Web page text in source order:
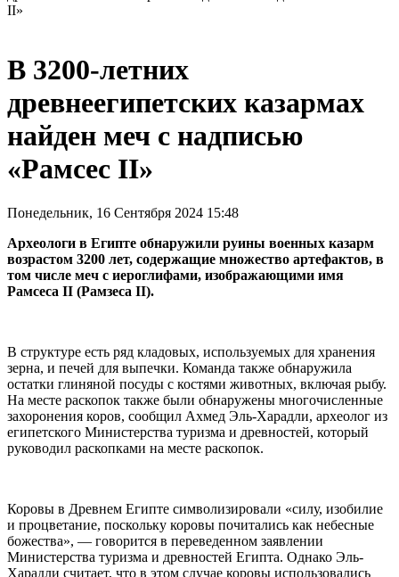
II»
В 3200-летних
древнеегипетских казармах
найден меч с надписью
«Рамсес II»
Понедельник, 16 Сентября 2024 15:48
Археологи в Египте обнаружили руины военных казарм
возрастом 3200 лет, содержащие множество артефактов, в
том числе меч с иероглифами, изображающими имя
Рамсеса II (Рамзеса II).
В структуре есть ряд кладовых, используемых для хранения
зерна, и печей для выпечки. Команда также обнаружила
остатки глиняной посуды с костями животных, включая рыбу.
На месте раскопок также были обнаружены многочисленные
захоронения коров, сообщил Ахмед Эль-Харадли, археолог из
египетского Министерства туризма и древностей, который
руководил раскопками на месте раскопок.
Коровы в Древнем Египте символизировали «силу, изобилие
и процветание, поскольку коровы почитались как небесные
божества», — говорится в переведенном заявлении
Министерства туризма и древностей Египта. Однако Эль-
Харадли считает, что в этом случае коровы использовались